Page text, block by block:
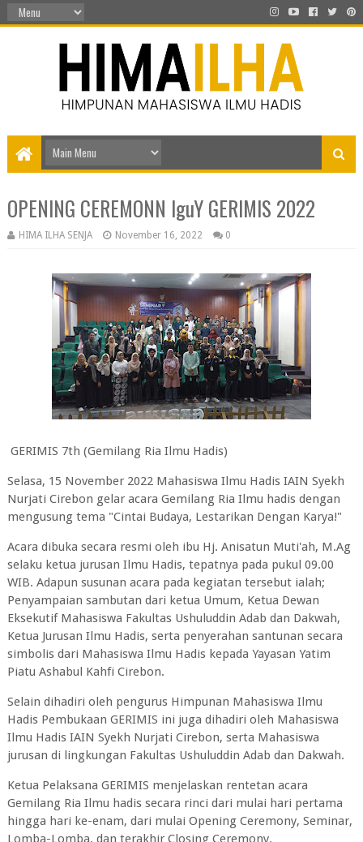
OPENING CEREMONN lguY GERIMIS 2022
HIMA ILHA SENJA November 16, 2022 0
GERIMIS 7th (Gemilang Ria Ilmu Hadis)
Selasa, 15 November 2022 Mahasiswa Ilmu Hadis IAIN Syekh
Nurjati Cirebon gelar acara Gemilang Ria Ilmu hadis dengan
mengusung tema "Cintai Budaya, Lestarikan Dengan Karya!"
Acara dibuka secara resmi oleh ibu Hj. Anisatun Muti'ah, M.Ag
selaku ketua jurusan Ilmu Hadis, tepatnya pada pukul 09.00
WIB. Adapun susunan acara pada kegiatan tersebut ialah;
Penyampaian sambutan dari ketua Umum, Ketua Dewan
Eksekutif Mahasiswa Fakultas Ushuluddin Adab dan Dakwah,
Ketua Jurusan Ilmu Hadis, serta penyerahan santunan secara
simbolis dari Mahasiswa Ilmu Hadis kepada Yayasan Yatim
Piatu Ashabul Kahfi Cirebon.
Selain dihadiri oleh pengurus Himpunan Mahasiswa Ilmu
Hadis Pembukaan GERIMIS ini juga dihadiri oleh Mahasiswa
Ilmu Hadis IAIN Syekh Nurjati Cirebon, serta Mahasiswa
jurusan di lingkungan Fakultas Ushuluddin Adab dan Dakwah.
Ketua Pelaksana GERIMIS menjelaskan rentetan acara
Gemilang Ria Ilmu hadis secara rinci dari mulai hari pertama
hingga hari ke-enam, dari mulai Opening Ceremony, Seminar,
Lomba-Lomba, dan terakhir Closing Ceremony.